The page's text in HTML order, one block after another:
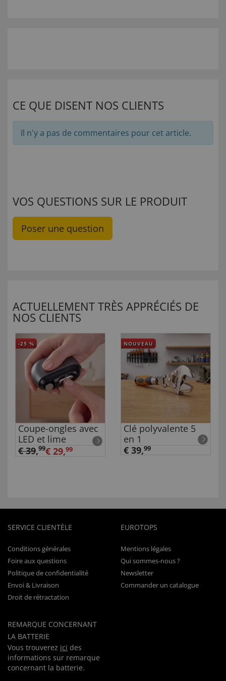
CE QUE DISENT NOS CLIENTS
Il n'y a pas de commentaires pour cet article.
VOS QUESTIONS SUR LE PRODUIT
Poser une question
ACTUELLEMENT TRÈS APPRÉCIÉS DE
NOS CLIENTS
-25 %
Coupe-ongles avec
LED et lime
€ 39,99€ 29,99
NOUVEAU
Clé polyvalente 5
en 1
€ 39,99
SERVICE CLIENTÈLE
Conditions générales
Foire aux questions
Politique de confidentialité
Envoi & Livraison
Droit de rétractation
REMARQUE CONCERNANT
LA BATTERIE
Vous trouverez ici des
informations sur remarque
concernant la batterie.
EUROTOPS
Mentions légales
Qui sommes-nous ?
Newsletter
Commander un catalogue